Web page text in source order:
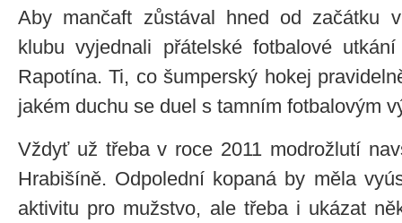
Aby mančaft zůstával hned od začátku
klubu vyjednali přátelské fotbalové
Rapotína. Ti, co šumperský hokej
jakém duchu se duel s tamním fotbalovým
Vždyť už třeba v roce 2011 modrožlutí
Hrabišíně. Odpolední kopaná by měla
aktivitu pro mužstvo, ale třeba i ukázat